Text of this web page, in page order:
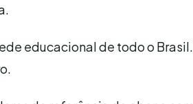
educacional de todo o